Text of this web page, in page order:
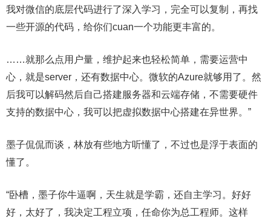
我对微信的底层代码进行了深入学习，完全可以复制，再找
一些开源的代码，给你们cuan一个功能更丰富的。
……就那么点用户量，维护起来也轻松简单，需要运营中
心，就是server，还有数据中心。微软的Azure就够用了。然
后我可以解码然后自己搭建服务器和云端存储，不需要硬件
支持的数据中心，我可以把虚拟数据中心搭建在异世界。”
墨子侃侃而谈，林放有些地方听懂了，不过也是浮于表面的
懂了。
“卧槽，墨子你牛逼啊，天生就是学霸，还自主学习。好好
好，太好了，我决定工程立项，任命你为总工程师。这样